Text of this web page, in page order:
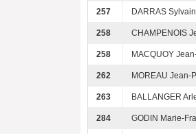
257 DARRAS
258 CHAMPENOIS
258 MACQUOY
262 MOREAU Jean-
263 BALLANGER
284 GODIN Marie-